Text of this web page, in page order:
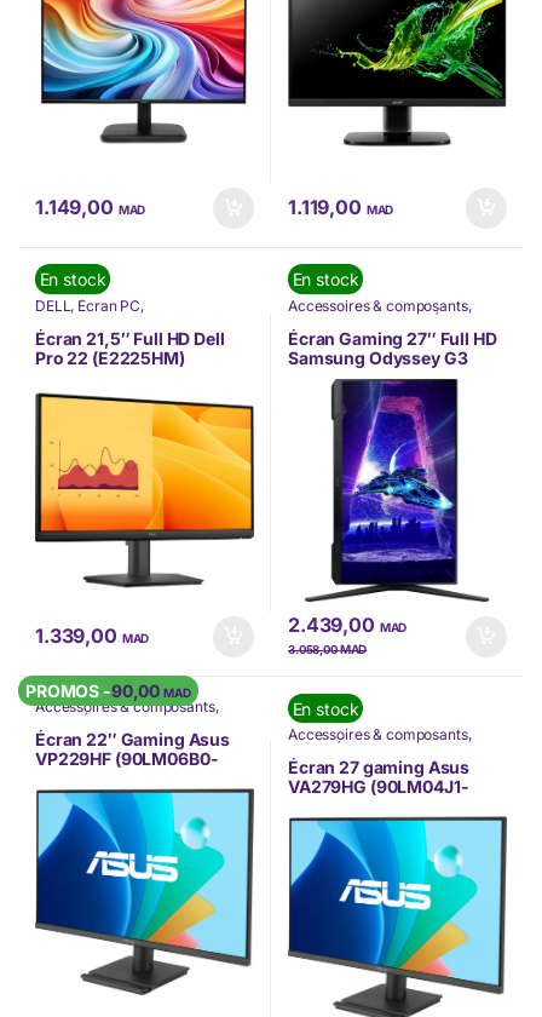
1.149,00 MAD 1.119,00 MAD
En stock
DELL, Écran PC,
Écran 21,5″ Full HD Dell
Pro 22 (E2225HM)
1.339,00 MAD
En stock
Accessoires & composants,
Accessoires Gaming
Écran PC
Gaming,INFORMATIQUE,
Informatique,Nos Marques
PÉRIPHÉRIQUES,Samsung
Écran Gaming 27″ Full HD
Samsung Odyssey G3
G30D (LS27DG300EUXEN)
2.439,00 MAD
3.058,00MAD
PROMOS -90,00MAD
Accessoires & composants,
Écran PC
INFORMATIQUE,Informatique
Nos Marques,Promos
Écran 22″ Gaming Asus
VP229HF (90LM06B0-
En stock
Accessoires & composants,
Écran PC
INFORMATIQUE,Informatique
Nos Marques
Écran 27 gaming Asus
VA279HG (90LM04J1-